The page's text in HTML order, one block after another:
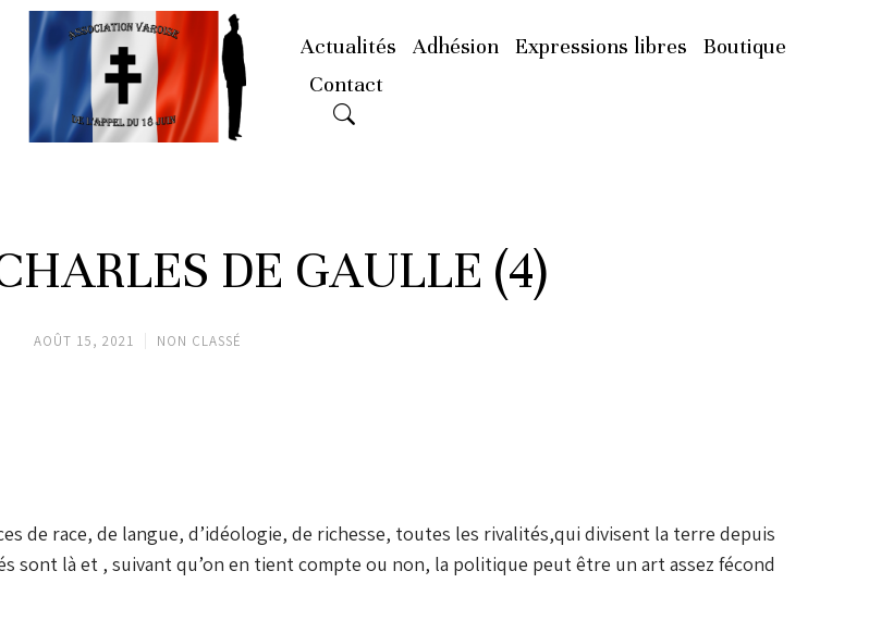
Actualités Adhésion Expressions libres
Boutique
Contact
DE GAULLE (4)
AOÛT 15, 2021 NON CLASSÉ
de race, de langue, d’idéologie, de richesse, toutes les rivalités,qui divisent la terre depuis
là et , suivant qu’on en tient compte ou non, la politique peut être un art assez fécond